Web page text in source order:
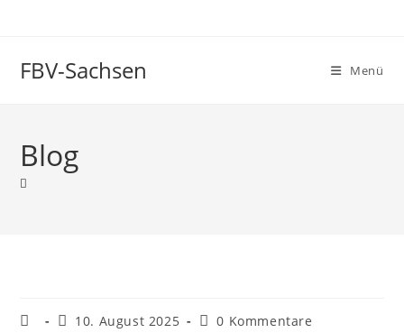
FBV-Sachsen Menü
Blog
Beitrags-Beitrag
10. August 2025
Beitrags-
0 Kommentare